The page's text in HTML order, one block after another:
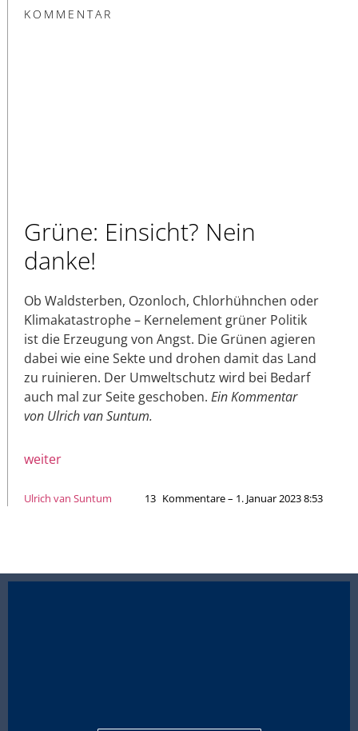
KOMMENTAR
Grüne: Einsicht? Nein
danke!
Ob Waldsterben, Ozonloch, Chlorhühnchen oder
Klimakatastrophe – Kernelement grüner Politik
ist die Erzeugung von Angst. Die Grünen agieren
dabei wie eine Sekte und drohen damit das Land
zu ruinieren. Der Umweltschutz wird bei Bedarf
auch mal zur Seite geschoben. Ein Kommentar
von Ulrich van Suntum.
weiter
Ulrich van Suntum 13 Kommentare – 1. Januar 2023 8:53